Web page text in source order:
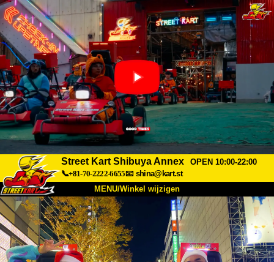
Street Kart Shibuya Annex
OPEN 10:00-22:00
📞+81-70-2222-6655📧 shina@kart.st
MENU/Winkel wijzigen
Over Specificaties Prijzen
Toegang Ervaringen FAQ